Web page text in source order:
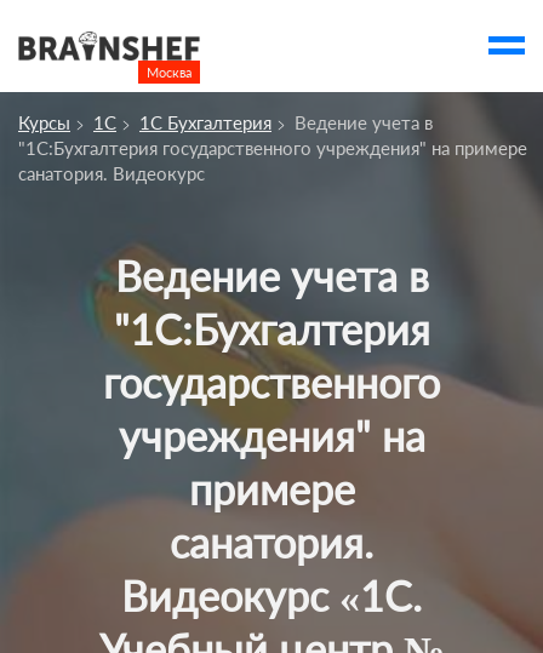
Москва
Посмотреть по России
account_balance Выбор компании
О компании
Профессии
Вузы
Курсы 1С 1С Бухгалтерия
Ведение учета в
"1С:Бухгалтерия государственного учреждения" на примере
санатория. Видеокурс
Ведение учета в
"1С:Бухгалтерия
государственного
учреждения" на
примере
санатория.
Видеокурс «1С.